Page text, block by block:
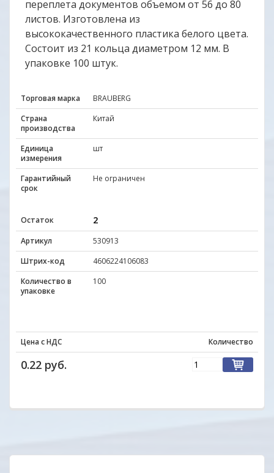
переплета документов объемом от 56 до 80
листов. Изготовлена из
высококачественного пластика белого цвета.
Состоит из 21 кольца диаметром 12 мм. В
упаковке 100 штук.
Торговая марка
BRAUBERG
Страна
производства
Китай
Единица
измерения
шт
Гарантийный
срок
Не ограничен
Остаток 2
Артикул
530913
Штрих-код
4606224106083
Количество в
упаковке
100
Цена с НДС Количество
0.22 руб.